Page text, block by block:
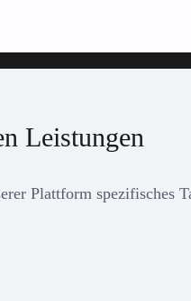
Leistungen
Plattform spezifisches